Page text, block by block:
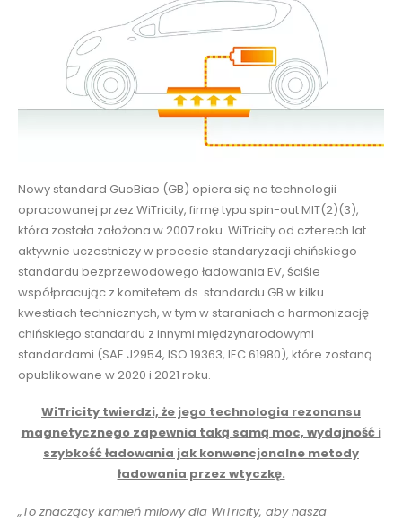
Nowy standard GuoBiao (GB) opiera się na technologii
opracowanej przez WiTricity, firmę typu spin-out MIT(2)(3),
która została założona w 2007 roku. WiTricity od czterech lat
aktywnie uczestniczy w procesie standaryzacji chińskiego
standardu bezprzewodowego ładowania EV, ściśle
współpracując z komitetem ds. standardu GB w kilku
kwestiach technicznych, w tym w staraniach o harmonizację
chińskiego standardu z innymi międzynarodowymi
standardami (SAE J2954, ISO 19363, IEC 61980), które zostaną
opublikowane w 2020 i 2021 roku.
WiTricity twierdzi, że jego technologia rezonansu
magnetycznego zapewnia taką samą moc, wydajność i
szybkość ładowania jak konwencjonalne metody
ładowania przez wtyczkę.
„To znaczący kamień milowy dla WiTricity, aby nasza